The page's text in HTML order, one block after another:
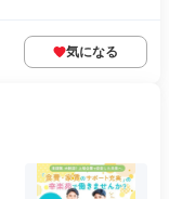
気になる